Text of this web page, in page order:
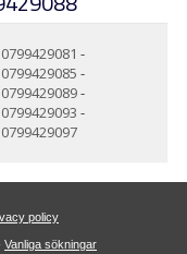
0799429081 -
0799429085 -
0799429089-
0799429093 -
0799429097
policy
Vanliga sökningar